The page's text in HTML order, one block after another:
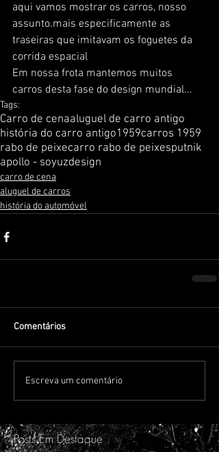
aqui vamos mostrar os carros, nosso
assunto.mais especificamente as
traseiras que imitavam os foguetes da
corrida espacial
Em nossa frota mantemos muitos
carros desta fase do design mundial...
Tags:
Carro de cenaaluguel de carro antigo
história do carro antigo1959carros 1959
rabo de peixecarro rabo de peixesputnik
apollo - soyuzdesign
carro de cena
aluguel de carros
história do automóvel
Comentários
Escreva um comentário
Posts Em Destaque